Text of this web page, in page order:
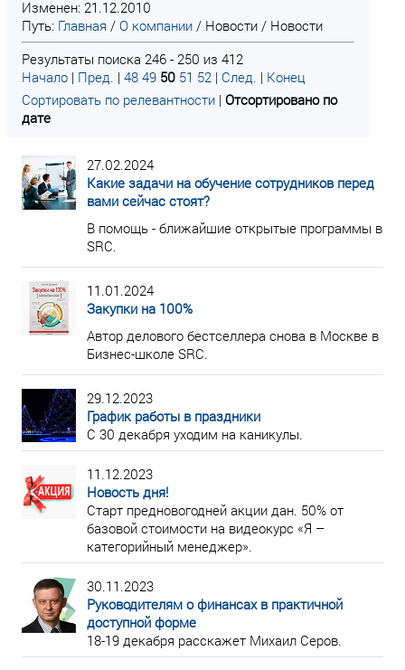
Изменен: 21.12.2010
Путь: Главная / О компании / Новости / Новости
Результаты поиска 246 - 250 из 412
Начало | Пред. | 48 49 50 51 52 | След. | Конец
Сортировать по релевантности | Отсортировано по
дате
27.02.2024
Какие задачи на обучение сотрудников перед
вами сейчас стоят?
В помощь - ближайшие открытые программы в
SRC.
11.01.2024
Закупки на 100%
Автор делового бестселлера снова в Москве в
Бизнес-школе SRC.
29.12.2023
График работы в праздники
С 30 декабря уходим на каникулы.
11.12.2023
Новость дня!
Старт предновогодней акции дан. 50% от
базовой стоимости на видеокурс «Я –
категорийный менеджер».
30.11.2023
Руководителям о финансах в практичной
доступной форме
18-19 декабря расскажет Михаил Серов.